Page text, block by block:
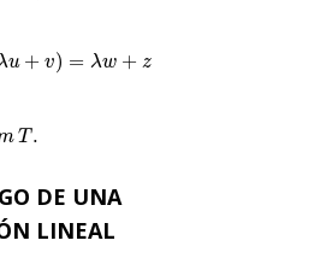
T(λ u +v w+
DE UNA
LINEAL